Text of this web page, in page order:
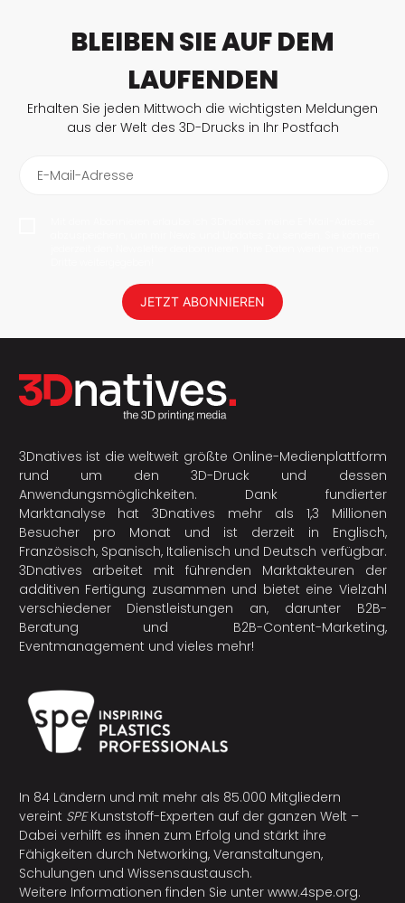
BLEIBEN SIE AUF DEM
LAUFENDEN
Erhalten Sie jeden Mittwoch die wichtigsten Meldungen
aus der Welt des 3D-Drucks in Ihr Postfach
E-Mail-Adresse
JETZT ABONNIEREN
3Dnatives ist die weltweit größte Online-Medienplattform
rund um den 3D-Druck und dessen
Anwendungsmöglichkeiten. Dank fundierter
Marktanalyse hat 3Dnatives mehr als 1,3 Millionen
Besucher pro Monat und ist derzeit in Englisch,
Französisch, Spanisch, Italienisch und Deutsch verfügbar.
3Dnatives arbeitet mit führenden Marktakteuren der
additiven Fertigung zusammen und bietet eine Vielzahl
verschiedener Dienstleistungen an, darunter B2B-
Beratung und B2B-Content-Marketing,
Eventmanagement und vieles mehr!
In 84 Ländern und mit mehr als 85.000 Mitgliedern
vereint SPEKunststoff-Experten auf der ganzen Welt –
Dabei verhilft es ihnen zum Erfolg und stärkt ihre
Fähigkeiten durch Networking, Veranstaltungen,
Schulungen und Wissensaustausch.
Weitere Informationen finden Sie unter www.4spe.org.